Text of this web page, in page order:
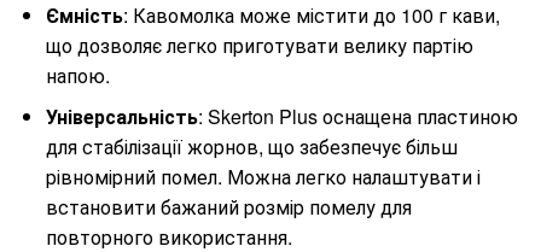
Ємність: Кавомолка може містити до 100 г кави,
що дозволяє легко приготувати велику партію
напою.
Універсальність: Skerton Plus оснащена пластиною
для стабілізації жорнов, що забезпечує більш
рівномірний помел. Можна легко налаштувати і
встановити бажаний розмір помелу для
повторного використання.